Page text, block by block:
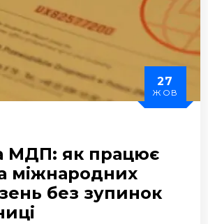
27
ЖОВ
МДП: як працює
міжнародних
без зупинок